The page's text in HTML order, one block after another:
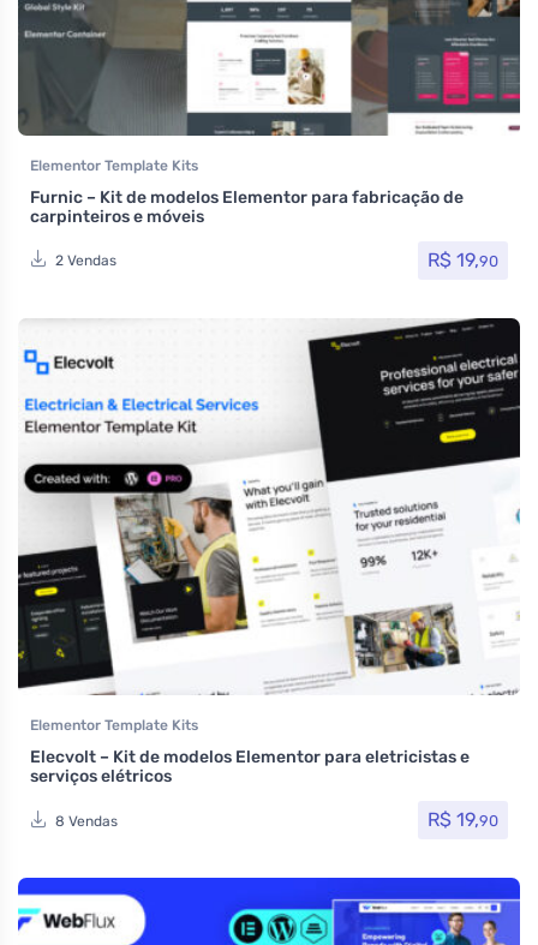
Elementor Template Kits
Furnic – Kit de modelos Elementor para fabricação de
carpinteiros e móveis
2 Vendas R$ 19,90
Elementor Template Kits
Elecvolt – Kit de modelos Elementor para eletricistas e
serviços elétricos
8 Vendas R$ 19,90